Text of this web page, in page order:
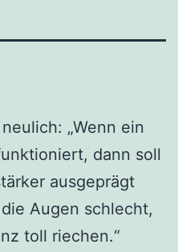
„Wenn ein
dann soll
ausgeprägt
Augen schlecht,
toll riechen.“